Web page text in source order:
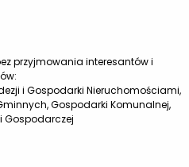
przyjmowania interesantów i
i Gospodarki Nieruchomościami,
Gospodarki Komunalnej,
Gospodarczej